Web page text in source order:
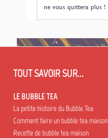
ne vous quittera plus !
TOUT SAVOIR SUR...
LE BUBBLE TEA
La petite histoire du Bubble Tea
Comment faire un bubble tea maison
Recette de bubble tea maison